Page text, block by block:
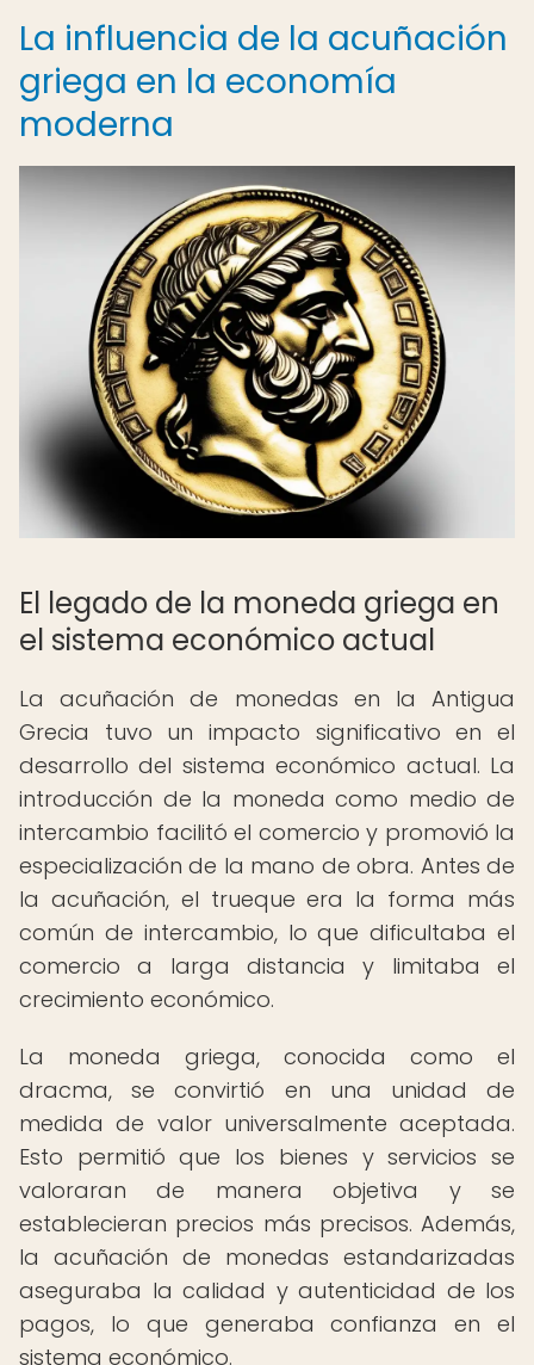
La influencia de la acuñación
griega en la economía
moderna
El legado de la moneda griega en
el sistema económico actual
La acuñación de monedas en la Antigua
Grecia tuvo un impacto significativo en el
desarrollo del sistema económico actual. La
introducción de la moneda como medio de
intercambio facilitó el comercio y promovió la
especialización de la mano de obra. Antes de
la acuñación, el trueque era la forma más
común de intercambio, lo que dificultaba el
comercio a larga distancia y limitaba el
crecimiento económico.
La moneda griega, conocida como el
dracma, se convirtió en una unidad de
medida de valor universalmente aceptada.
Esto permitió que los bienes y servicios se
valoraran de manera objetiva y se
establecieran precios más precisos. Además,
la acuñación de monedas estandarizadas
aseguraba la calidad y autenticidad de los
pagos, lo que generaba confianza en el
sistema económico.